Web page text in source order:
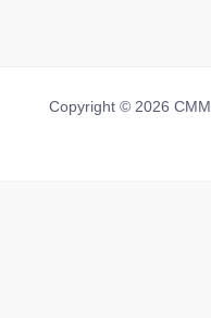
Copyright © 2026